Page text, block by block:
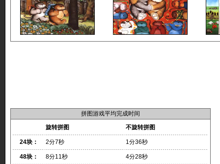
拼图游戏平均完成时间
旋转拼图
不旋转拼图
24块： 2分7秒 1分36秒
48块： 8分11秒 4分28秒